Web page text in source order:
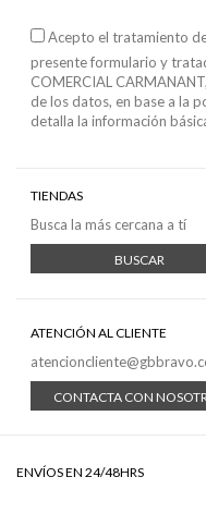
Acepto el tratamiento
presente formulario y
COMERCIAL
de los datos, en base a la
detalla la información
TIENDAS
Busca la más cercana a tí
BUSCAR
ATENCIÓN AL CLIENTE
CONTACTA CON
ENVÍOS EN 24/48HRS